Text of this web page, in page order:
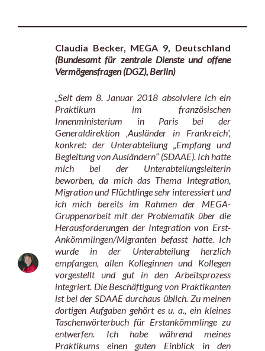
Claudia Becker, MEGA 9, Deutschland
(Bundesamt für zentrale Dienste und offene
Vermögensfragen (DGZ), Berlin)
„Seit dem 8. Januar 2018 absolviere ich ein
Praktikum im französischen
Innenministerium in Paris bei der
Generaldirektion ‚Ausländer in Frankreich‘,
konkret: der Unterabteilung „Empfang und
Begleitung von Ausländern“ (SDAAE). Ich hatte
mich bei der Unterabteilungsleiterin
beworben, da mich das Thema Integration,
Migration und Flüchtlinge sehr interessiert und
ich mich bereits im Rahmen der MEGA-
Gruppenarbeit mit der Problematik über die
Herausforderungen der Integration von Erst-
Ankömmlingen/Migranten befasst hatte. Ich
wurde in der Unterabteilung herzlich
empfangen, allen Kolleginnen und Kollegen
vorgestellt und gut in den Arbeitsprozess
integriert. Die Beschäftigung von Praktikanten
ist bei der SDAAE durchaus üblich. Zu meinen
dortigen Aufgaben gehört es u. a., ein kleines
Taschenwörterbuch für Erstankömmlinge zu
entwerfen. Ich habe während meines
Praktikums einen guten Einblick in den